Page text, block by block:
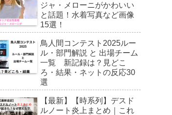
ジャ・メローニがかわいい
と話題！水着写真など画像
15選！
鳥人間コンテスト2025ルー
ル・部門解説 と 出場チーム
一覧 新記録は？見どこ
ろ・結果・ネットの反応30
選
【最新】【時系列】デスド
ルノート炎上まとめ｜これ